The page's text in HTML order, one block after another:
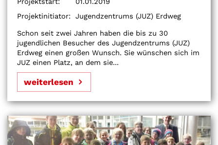
Projektinitiator:
Jugendzentrums (JUZ) Erdweg
Schon seit zwei Jahren haben die bis zu 30
jugendlichen Besucher des Jugendzentrums (JUZ)
Erdweg einen großen Wunsch. Sie wünschen sich im
JUZ einen Platz, an dem sie...
weiterlesen